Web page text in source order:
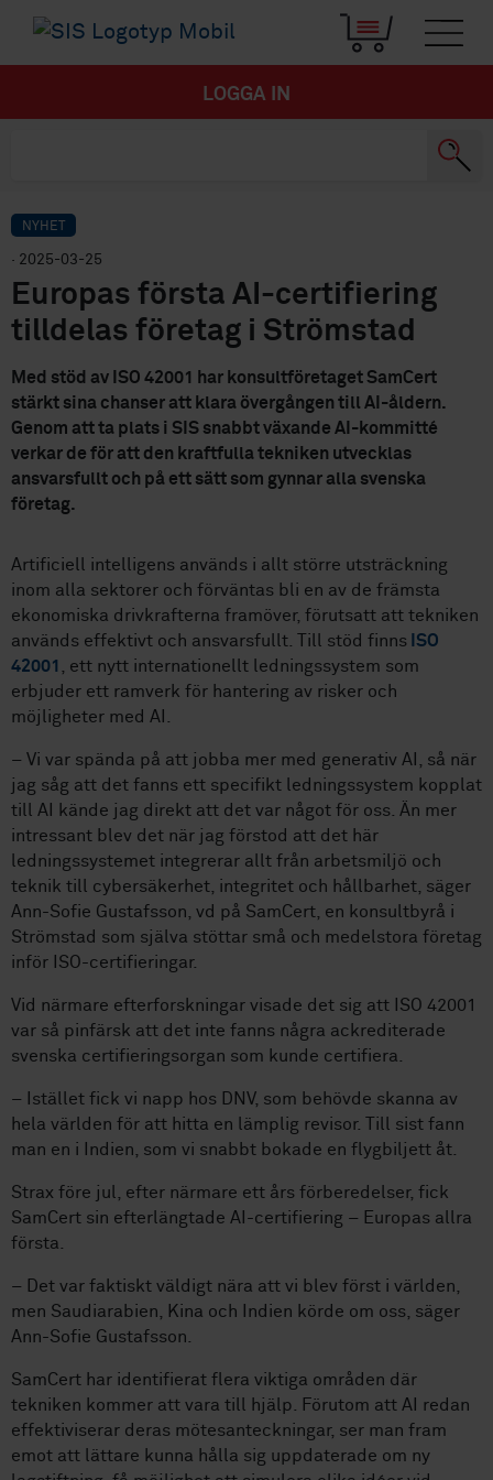
LOGGA IN
NYHET
· 2025-03-25
Europas första AI-certifiering
tilldelas företag i Strömstad
Med stöd av ISO 42001 har konsultföretaget SamCert
stärkt sina chanser att klara övergången till AI-åldern.
Genom att ta plats i SIS snabbt växande AI-kommitté
verkar de för att den kraftfulla tekniken utvecklas
ansvarsfullt och på ett sätt som gynnar alla svenska
företag.
Artificiell intelligens används i allt större utsträckning
inom alla sektorer och förväntas bli en av de främsta
ekonomiska drivkrafterna framöver, förutsatt att tekniken
används effektivt och ansvarsfullt. Till stöd finns ISO
42001 , ett nytt internationellt ledningssystem som
erbjuder ett ramverk för hantering av risker och
möjligheter med AI.
– Vi var spända på att jobba mer med generativ AI, så när
jag såg att det fanns ett specifikt ledningssystem kopplat
till AI kände jag direkt att det var något för oss. Än mer
intressant blev det när jag förstod att det här
ledningssystemet integrerar allt från arbetsmiljö och
teknik till cybersäkerhet, integritet och hållbarhet, säger
Ann-Sofie Gustafsson, vd på SamCert, en konsultbyrå i
Strömstad som själva stöttar små och medelstora företag
inför ISO-certifieringar.
Vid närmare efterforskningar visade det sig att ISO 42001
var så pinfärsk att det inte fanns några ackrediterade
svenska certifieringsorgan som kunde certifiera.
– Istället fick vi napp hos DNV, som behövde skanna av
hela världen för att hitta en lämplig revisor. Till sist fann
man en i Indien, som vi snabbt bokade en flygbiljett åt.
Strax före jul, efter närmare ett års förberedelser, fick
SamCert sin efterlängtade AI-certifiering – Europas allra
första.
– Det var faktiskt väldigt nära att vi blev först i världen,
men Saudiarabien, Kina och Indien körde om oss, säger
Ann-Sofie Gustafsson.
SamCert har identifierat flera viktiga områden där
tekniken kommer att vara till hjälp. Förutom att AI redan
effektiviserar deras mötesanteckningar, ser man fram
emot att lättare kunna hålla sig uppdaterade om ny